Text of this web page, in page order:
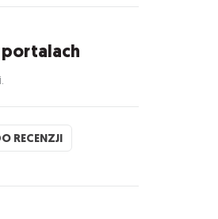
portalach
RECENZJI